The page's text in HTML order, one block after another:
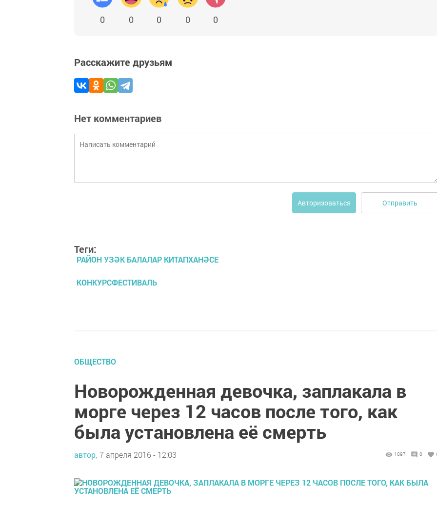
0 0 0 0 0
Расскажите друзьям
Нет комментариев
Авторизоваться Отправить
Теги:
РАЙОН УЗӘК БАЛАЛАР КИТАПХАНӘСЕ
КОНКУРСФЕСТИВАЛЬ
ОБЩЕСТВО
Новорожденная девочка, заплакала в
морге через 12 часов после того, как
была установлена её смерть
автор, 7 апреля 2016 - 12:03 1097 0